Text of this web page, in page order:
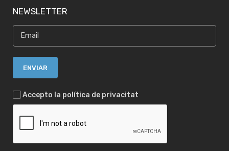
NEWSLETTER
Accepto la política de privacitat